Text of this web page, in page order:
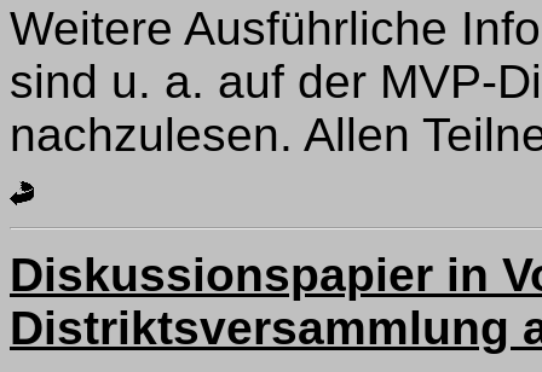
Weitere Ausführliche
sind u. a. auf der MVP-
nachzulesen. Allen
Diskussionspapier in
Distriktsversammlung